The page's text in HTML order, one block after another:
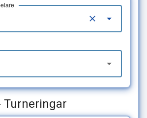
Turneringar